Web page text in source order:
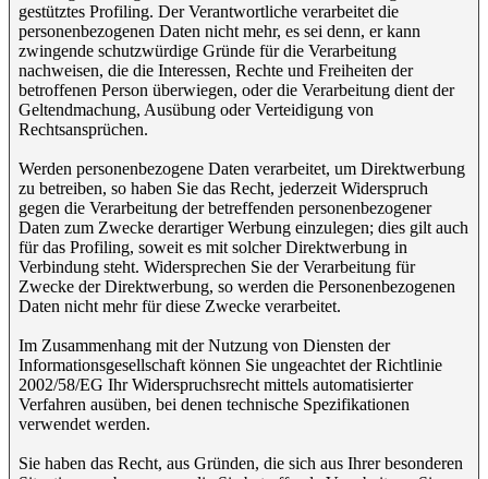
gestütztes Profiling. Der Verantwortliche verarbeitet die
personenbezogenen Daten nicht mehr, es sei denn, er kann
zwingende schutzwürdige Gründe für die Verarbeitung
nachweisen, die die Interessen, Rechte und Freiheiten der
betroffenen Person überwiegen, oder die Verarbeitung dient der
Geltendmachung, Ausübung oder Verteidigung von
Rechtsansprüchen.
Werden personenbezogene Daten verarbeitet, um Direktwerbung
zu betreiben, so haben Sie das Recht, jederzeit Widerspruch
gegen die Verarbeitung der betreffenden personenbezogener
Daten zum Zwecke derartiger Werbung einzulegen; dies gilt auch
für das Profiling, soweit es mit solcher Direktwerbung in
Verbindung steht. Widersprechen Sie der Verarbeitung für
Zwecke der Direktwerbung, so werden die Personenbezogenen
Daten nicht mehr für diese Zwecke verarbeitet.
Im Zusammenhang mit der Nutzung von Diensten der
Informationsgesellschaft können Sie ungeachtet der Richtlinie
2002/58/EG Ihr Widerspruchsrecht mittels automatisierter
Verfahren ausüben, bei denen technische Spezifikationen
verwendet werden.
Sie haben das Recht, aus Gründen, die sich aus Ihrer besonderen